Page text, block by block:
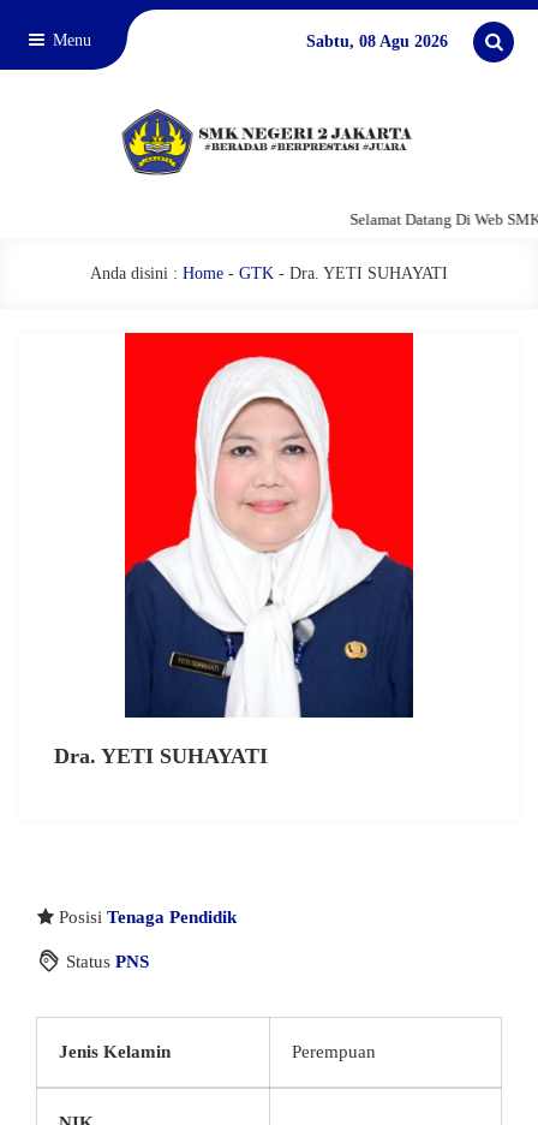
Menu Sabtu, 08 Agu 2026
Selamat Datang Di Web
Anda disini : Home - GTK - Dra. YETI SUHAYATI
Dra. YETI SUHAYATI
Posisi Tenaga Pendidik
Status PNS
Jenis Kelamin Perempuan